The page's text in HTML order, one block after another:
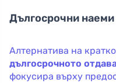
Дългосрочни наеми
Алтернатива на
дългосрочното
фокусира върху